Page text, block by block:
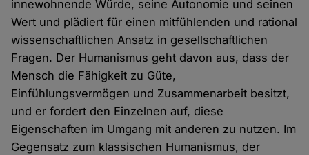
innewohnende Würde, seine Autonomie und seinen
Wert und plädiert für einen mitfühlenden und rational
wissenschaftlichen Ansatz in gesellschaftlichen
Fragen. Der Humanismus geht davon aus, dass der
Mensch die Fähigkeit zu Güte,
Einfühlungsvermögen und Zusammenarbeit besitzt,
und er fordert den Einzelnen auf, diese
Eigenschaften im Umgang mit anderen zu nutzen. Im
Gegensatz zum klassischen Humanismus, der